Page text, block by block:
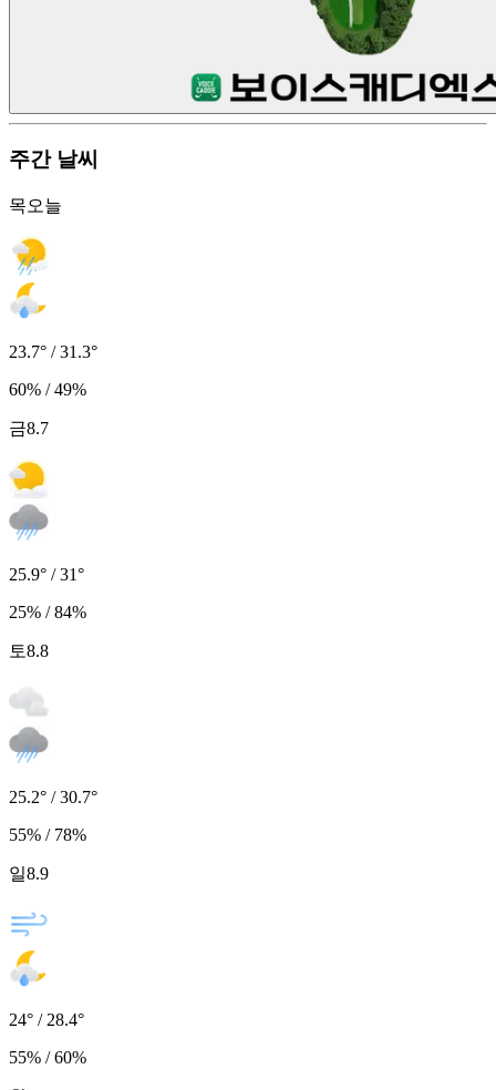
주간 날씨
목오늘
23.7° / 31.3°
60% / 49%
금8.7
25.9° / 31°
25% / 84%
토8.8
25.2° / 30.7°
55% / 78%
일8.9
24° / 28.4°
55% / 60%